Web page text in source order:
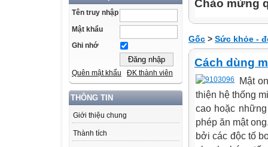
Tên truy nhập
Mật khẩu
Ghi nhớ
Quên mật khẩu ĐK thành viên
THÔNG TIN
Giới thiệu chung
Thành tích
Chào mừng
Gốc > Sức khỏe -
Cách dùng
Mật
thiện hệ thống
cao hoặc
phép ăn mật
bởi các độc tố